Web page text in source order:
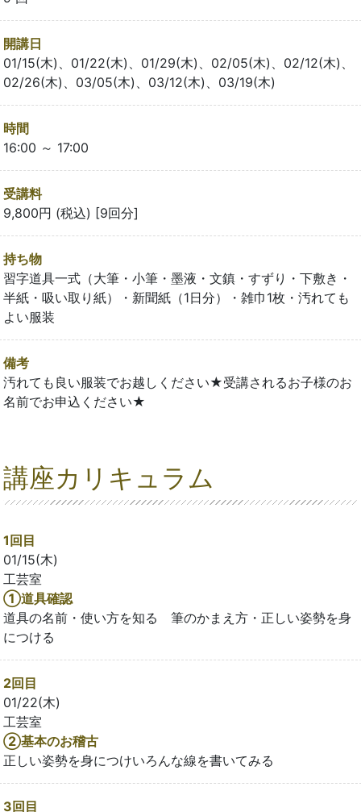
開講日
01/15(木)、01/22(木)、01/29(木)、02/05(木)、02/12(木)、
02/26(木)、03/05(木)、03/12(木)、03/19(木)
時間
16:00 ～ 17:00
受講料
9,800円 (税込) [9回分]
持ち物
習字道具一式（大筆・小筆・墨液・文鎮・すずり・下敷き・
半紙・吸い取り紙）・新聞紙（1日分）・雑巾1枚・汚れても
よい服装
備考
汚れても良い服装でお越しください★受講されるお子様のお
名前でお申込ください★
講座カリキュラム
1回目
01/15(木)
工芸室
①道具確認
道具の名前・使い方を知る 筆のかまえ方・正しい姿勢を身
につける
2回目
01/22(木)
工芸室
➁基本のお稽古
正しい姿勢を身につけいろんな線を書いてみる
3回目